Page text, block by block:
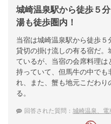
城崎温泉駅から徒歩５
湯も徒歩圏内！
当宿は城崎温泉駅から徒歩
貸切の掛け流しの有る宿だ
ているが、当宿の会席料理
持っていて、但馬牛の中でも
れ、また、蟹も地元こだわ
る。
回答された質問： 城崎温泉、電